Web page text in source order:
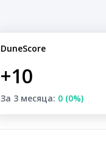
DuneScore
+10
За 3 месяца: 0 (0%)